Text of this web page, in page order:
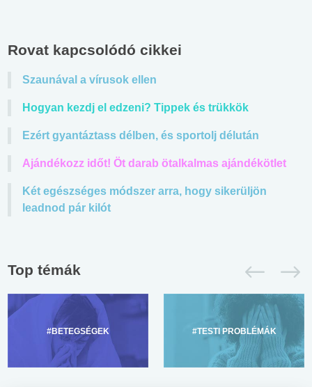
Rovat kapcsolódó cikkei
Szaunával a vírusok ellen
Hogyan kezdj el edzeni? Tippek és trükkök
Ezért gyantáztass délben, és sportolj délután
Ajándékozz időt! Öt darab ötalkalmas ajándékötlet
Két egészséges módszer arra, hogy sikerüljön
leadnod pár kilót
Top témák
#BETEGSÉGEK #TESTI PROBLÉMÁK